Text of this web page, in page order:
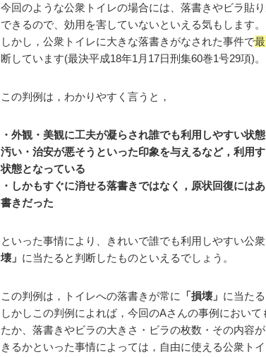
今回のような公衆トイレの場合には、落書きやビラ貼
できるので、効用を害していないといえる気もします。
しかし，公衆トイレに大きな落書きがなされた事件で
断しています(最決平成18年1月17日刑集60巻1号29項)。
この判例は，わかりやすく言うと，
・外観・美観に工夫が凝らされ誰でも利用しやすい状
汚い・治安が悪そうといった印象を与えるなど，利用
状態となっている
・しかもすぐに消せる落書きではなく，原状回復には
書きだった
といった事情により、きれいで誰でも利用しやすい公
壊」 に当たると判断したものといえるでしょう。
この判例は，トイレへの落書きが常に 「損壊」 に当た
しかしこの判例によれば，今回のAさんの事例におい
たか、落書きやビラの大きさ・ビラの枚数・その内容
きるかといった事情によっては，自由に使える公衆ト